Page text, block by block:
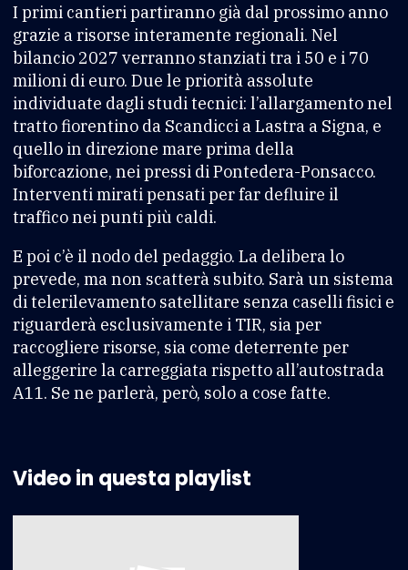
I primi cantieri partiranno già dal prossimo anno
grazie a risorse interamente regionali. Nel
bilancio 2027 verranno stanziati tra i 50 e i 70
milioni di euro. Due le priorità assolute
individuate dagli studi tecnici: l’allargamento nel
tratto fiorentino da Scandicci a Lastra a Signa, e
quello in direzione mare prima della
biforcazione, nei pressi di Pontedera-Ponsacco.
Interventi mirati pensati per far defluire il
traffico nei punti più caldi.
E poi c’è il nodo del pedaggio. La delibera lo
prevede, ma non scatterà subito. Sarà un sistema
di telerilevamento satellitare senza caselli fisici e
riguarderà esclusivamente i TIR, sia per
raccogliere risorse, sia come deterrente per
alleggerire la carreggiata rispetto all’autostrada
A11. Se ne parlerà, però, solo a cose fatte.
Video in questa playlist